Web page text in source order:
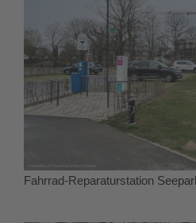
Fahrrad-Reparaturstation